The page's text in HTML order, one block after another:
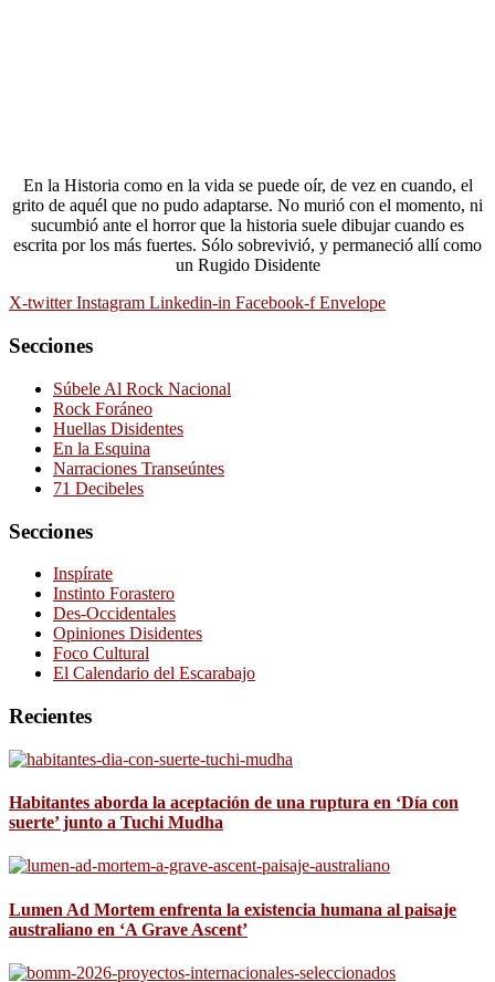
En la Historia como en la vida se puede oír, de vez en cuando, el
grito de aquél que no pudo adaptarse. No murió con el momento, ni
sucumbió ante el horror que la historia suele dibujar cuando es
escrita por los más fuertes. Sólo sobrevivió, y permaneció allí como
un Rugido Disidente
X-twitter Instagram Linkedin-in Facebook-f Envelope
Secciones
Súbele Al Rock Nacional
Rock Foráneo
Huellas Disidentes
En la Esquina
Narraciones Transeúntes
71 Decibeles
Secciones
Inspírate
Instinto Forastero
Des-Occidentales
Opiniones Disidentes
Foco Cultural
El Calendario del Escarabajo
Recientes
Habitantes aborda la aceptación de una ruptura en ‘Día con
suerte’ junto a Tuchi Mudha
Lumen Ad Mortem enfrenta la existencia humana al paisaje
australiano en ‘A Grave Ascent’